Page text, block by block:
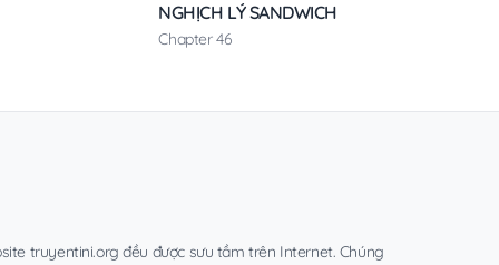
NGHỊCH LÝ SANDWICH
Chapter 46
truyentini.org đều được sưu tầm trên Internet. Chúng